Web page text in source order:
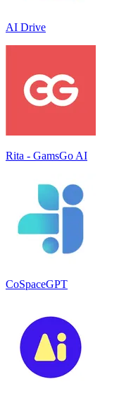
AI Drive
Rita - GamsGo AI
CoSpaceGPT